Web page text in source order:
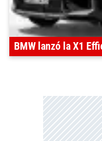
BMW lanzó la X1